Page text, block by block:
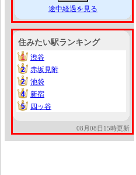
途中経過を見る
住みたい駅ランキング
1
1
渋谷
2
2
赤坂見附
2
2
池袋
4
4
新宿
5
5 四ッ谷
08月08日15時更新